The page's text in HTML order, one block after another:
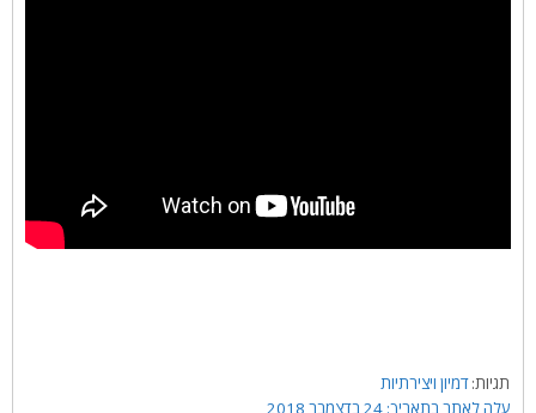
תגיות
דמיון ויצירתיות
24 בדצמבר 2018